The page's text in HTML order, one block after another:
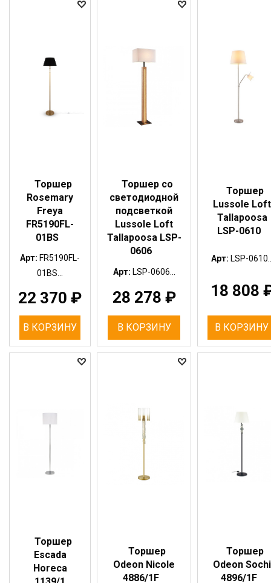
Торшер
Rosemary
Freya
FR5190FL-
01BS
Арт: FR5190FL-
01BS...
22 370 ₽
В КОРЗИНУ
Торшер со
светодиодной
подсветкой
Lussole Loft
Tallapoosa LSP-
0606
Арт: LSP-0606...
28 278 ₽
В КОРЗИНУ
Торшер
Lussole Loft
Tallapoosa
LSP-0610
Арт: LSP-
18 808
В КОРЗИНУ
Торшер
Escada
Horeca
Торшер
Odeon Nicole
4886/1F
Торшер
Odeon Sochi
4896/1F